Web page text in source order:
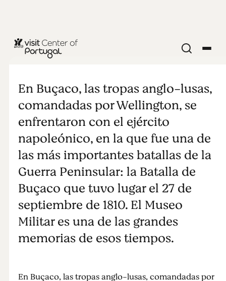
Museo Militar
de Buçaco
En Buçaco, las tropas anglo-lusas,
comandadas por Wellington, se
enfrentaron con el ejército
napoleónico, en la que fue una de
las más importantes batallas de la
Guerra Peninsular: la Batalla de
Buçaco que tuvo lugar el 27 de
septiembre de 1810. El Museo
Militar es una de las grandes
memorias de esos tiempos.
En Buçaco, las tropas anglo-lusas, comandadas por